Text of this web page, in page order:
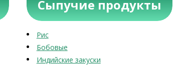
Сыпучие продукты
Рис
Бобовые
Индийские закуски